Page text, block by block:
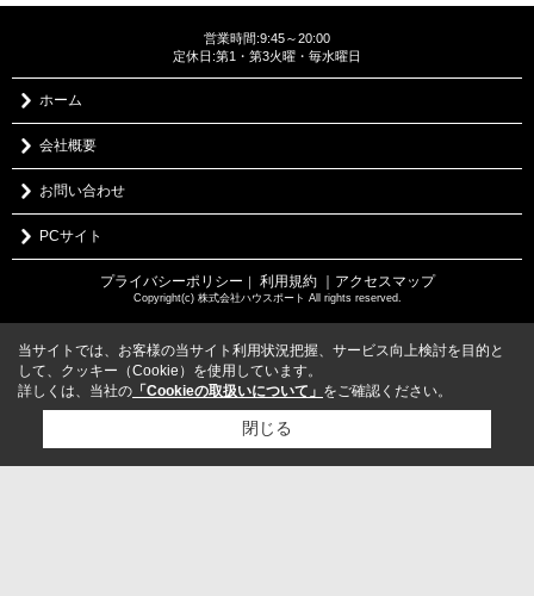
営業時間:9:45～20:00
定休日:第1・第3火曜・毎水曜日
ホーム
会社概要
お問い合わせ
PCサイト
プライバシーポリシー ｜ 利用規約 ｜アクセスマップ
Copyright(c) 株式会社ハウスポート All rights reserved.
当サイトでは、お客様の当サイト利用状況把握、サービス向上検討を目的と
して、クッキー（Cookie）を使用しています。
詳しくは、当社の 「Cookieの取扱いについて」 をご確認ください。
閉じる